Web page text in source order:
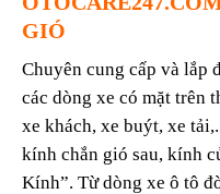
GIÓ
Chuyên cung cấp và lắp
các dòng xe có mặt trên
xe khách, xe buýt, xe
kính chắn gió sau, kính
Kính”. Từ dòng xe ô tô